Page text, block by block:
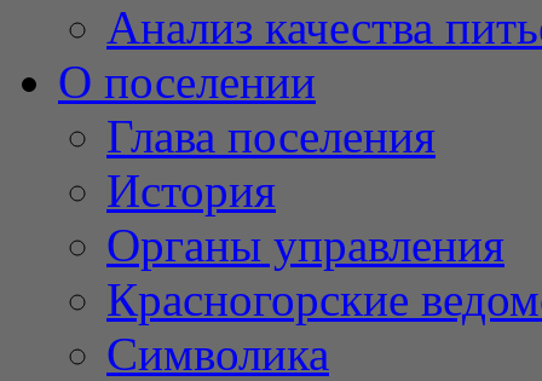
Анализ качества
О поселении
Глава поселения
История
Органы управления
Красногорские
Символика